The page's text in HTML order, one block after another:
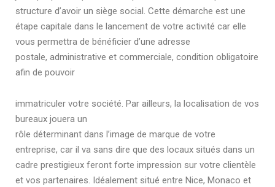
structure d’avoir un siège social. Cette démarche est une
étape capitale dans le lancement de votre activité car elle
vous permettra de bénéficier d’une adresse
postale, administrative et commerciale, condition obligatoire
afin de pouvoir
immatriculer votre société. Par ailleurs, la localisation de vos
bureaux jouera un
rôle déterminant dans l’image de marque de votre
entreprise, car il va sans dire que des locaux situés dans un
cadre prestigieux feront forte impression sur votre clientèle
et vos partenaires. Idéalement situé entre Nice, Monaco et